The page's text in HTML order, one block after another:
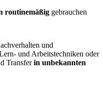
routinemäßig gebrauchen
und
und Arbeitstechniken oder
Transferin unbekannten